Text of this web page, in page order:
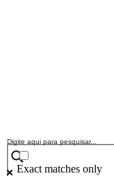
Exact matches only